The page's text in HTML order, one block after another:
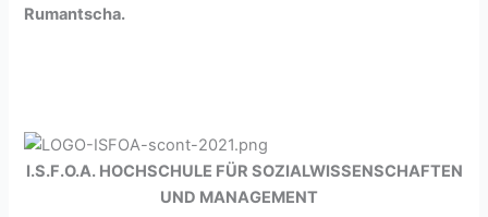
Rumantscha.
I.S.F.O.A. HOCHSCHULE FÜR SOZIALWISSENSCHAFTEN
UND MANAGEMENT